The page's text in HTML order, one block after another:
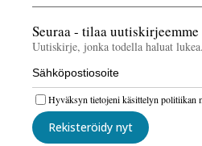
Seuraa - tilaa uutiskirjeemme
Uutiskirje, jonka todella haluat lukea.
Rekisteröidy nyt
Hyväksyn tietojeni käsittelyn politiikan